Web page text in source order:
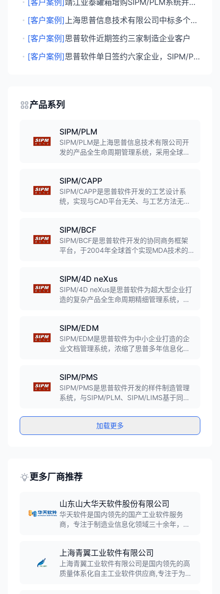
・ [客户案例]
靖江亚泰罐箱增购SIPM/PLM系统并签约维护合同
・ [客户案例]
上海思普信息技术有限公司中标多个PLM项目，深化制造业数字化转型服务
・ [客户案例]思普软件近期签约三家制造企业客户
・ [客户案例] 思普软件单日签约六家企业，SIPM/PLM持续渗透制造业
产品系列
SIPM/PLM
SIPM/PLM是上海思普信息技术有限公司开
发的产品全生命周期管理系统，采用全球领
保三级认证，服务超过2000家行业客户。
SIPM/CAPP
SIPM/CAPP是思普软件开发的工艺设计系
统，实现与CAD平台无关、与工艺方法无
工艺设计效率。
SIPM/BCF
SIPM/BCF是思普软件开发的协同商务框架
平台，于2004年全球首个实现MDA技术的
能实现业务的IT化。
SIPM/4D neXus
SIPM/4D neXus是思普软件为超大型企业打
造的复杂产品全生命周期精细管理系统，支
业全球化研发管理。
SIPM/EDM
SIPM/EDM是思普软件为中小企业打造的企
业文档管理系统，浓缩了思普多年信息化管
理、快速查询等功能。
SIPM/PMS
SIPM/PMS是思普软件开发的样件制造管理
系统，与SIPM/PLM、SIPM/LIMS基于同一
理，研发人员可通过PLM直接访问样件制造
加载更多
更多厂商推荐
山东山大华天软件股份有限公司
华天软件是国内领先的国产工业软件服务
商，专注于制造业信息化领域三十余年，拥
全流程工业软件，服务航空航天、汽车制
造、能源化工等三千多家企业，是支撑我国
智能制造的核心厂商。
上海青翼工业软件有限公司
上海青翼工业软件有限公司是国内领先的高
质量体系化自主工业软件供应商,专注于为研